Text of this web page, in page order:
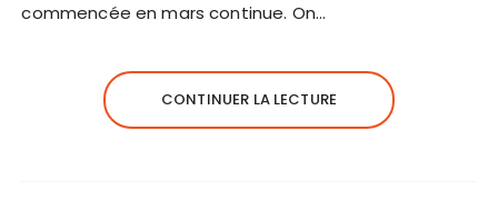
commencée en mars continue. On…
CONTINUER LA LECTURE